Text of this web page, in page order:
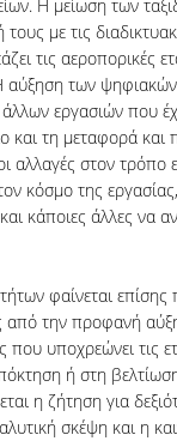
Η μείωση των
με τις
τις αεροπορικές
αύξηση των
εργασιών που
και τη μεταφορά
αλλαγές στον τρόπο
κόσμο της
κάποιες άλλες να
φαίνεται επίσης
από την προφανή
που υποχρεώνει τις
ή στη
η ζήτηση για
σκέψη και η